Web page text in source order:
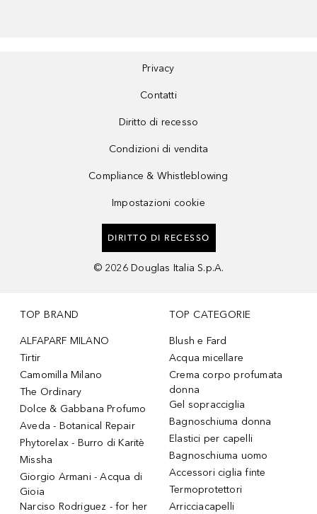
Privacy
Contatti
Diritto di recesso
Condizioni di vendita
Compliance & Whistleblowing
Impostazioni cookie
DIRITTO DI RECESSO
© 2026 Douglas Italia S.p.A.
TOP BRAND
ALFAPARF MILANO
Tirtir
Camomilla Milano
The Ordinary
Dolce & Gabbana Profumo
Aveda - Botanical Repair
Phytorelax - Burro di Karitè
Missha
Giorgio Armani - Acqua di
Gioia
Narciso Rodriguez - for her
TOP CATEGORIE
Blush e Fard
Acqua micellare
Crema corpo profumata
donna
Gel sopracciglia
Bagnoschiuma donna
Elastici per capelli
Bagnoschiuma uomo
Accessori ciglia finte
Termoprotettori
Arricciacapelli